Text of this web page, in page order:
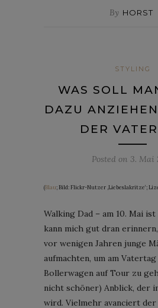
By HORST
STYLING
WAS SOLL
DAZU
DER
Posted on 3. Mai
(Blau; Bild: Flickr-Nutzer ‚Liebeslakritze‘;
Walking Dad – am 10. Mai
kann mich gut dran
vor wenigen Jahren junge
aufmachten, um am
Bollerwagen auf Tour zu
nicht schöner) Anblick, der
wird. Vielmehr avanciert der